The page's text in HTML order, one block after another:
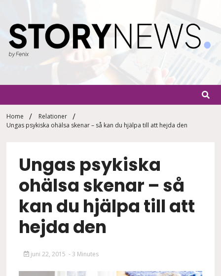
Home
Relationer
Ungas psykiska ohälsa skenar – så kan du hjälpa till att hejda den
Ungas psykiska
ohälsa skenar – så
kan du hjälpa till att
hejda den
juni 22, 2015 - 3 Minutes